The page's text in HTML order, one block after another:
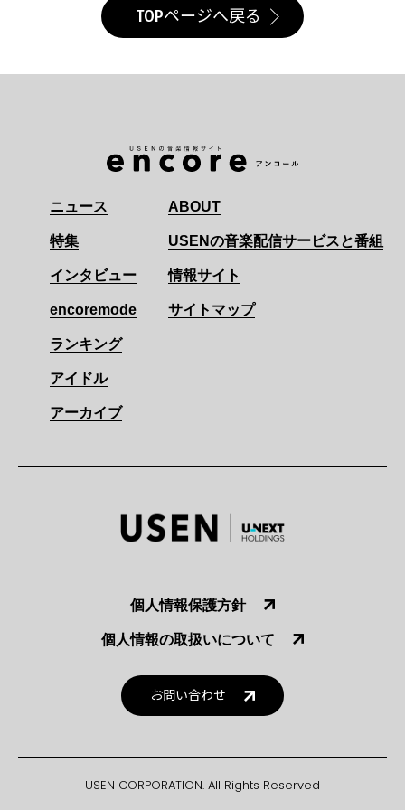
TOPページへ戻る
ニュース
特集
インタビュー
encoremode
ランキング
アイドル
アーカイブ
ABOUT
USENの音楽配信サービスと番組
情報サイト
サイトマップ
個人情報保護方針
個人情報の取扱いについて
お問い合わせ
USEN CORPORATION. All Rights Reserved